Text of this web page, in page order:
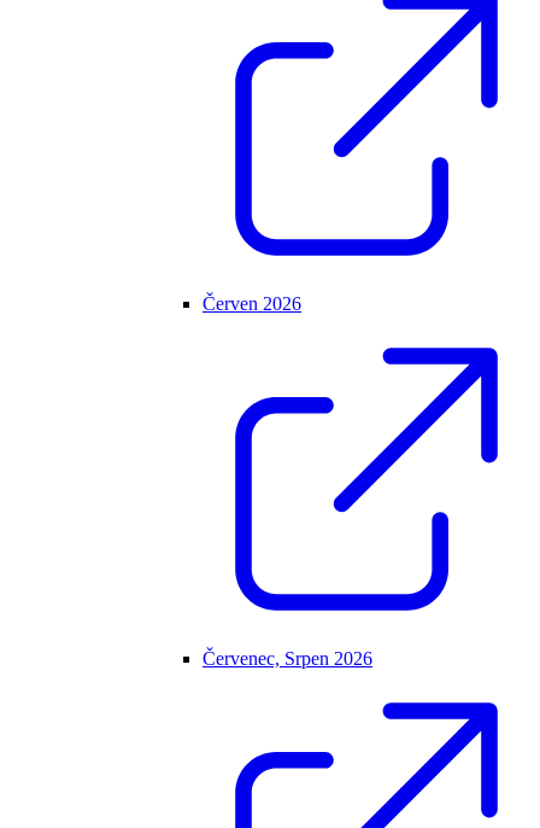
Červen 2026
Červenec, Srpen 2026